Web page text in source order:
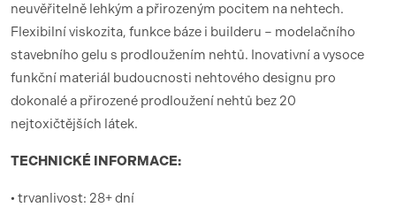
neuvěřitelně lehkým a přirozeným pocitem na nehtech.
Flexibilní viskozita, funkce báze i builderu – modelačního
stavebního gelu s prodloužením nehtů. Inovativní a vysoce
funkční materiál budoucnosti nehtového designu pro
dokonalé a přirozené prodloužení nehtů bez 20
nejtoxičtějších látek.
TECHNICKÉ INFORMACE:
• trvanlivost: 28+ dní